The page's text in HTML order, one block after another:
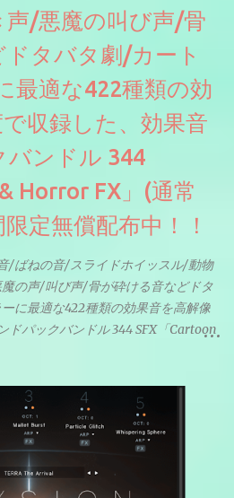
声/悪魔の叫び声/骨
タバタ劇/カート
最適な422種類の効
収録した、効果音
バンドル 344
Horror FX」(通常
定無償配布中！！
/ばねの音/スライドホイッスル/動物
の声/叫び声/骨が砕ける音などドタ
に最適な422種類の効果音を高解像
ドパックバンドル 344 SFX「Cartoon